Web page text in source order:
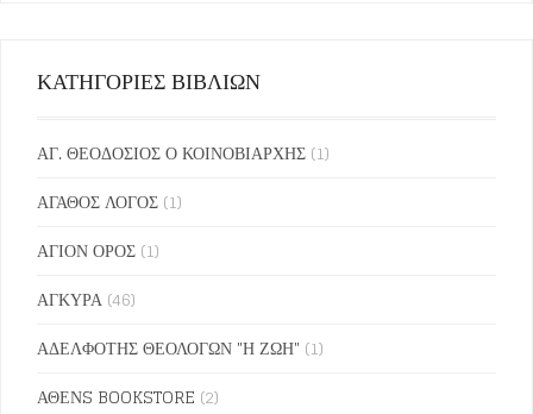
ΚΑΤΗΓΟΡΙΕΣ ΒΙΒΛΙΩΝ
ΑΓ. ΘΕΟΔΟΣΙΟΣ Ο ΚΟΙΝΟΒΙΑΡΧΗΣ (1)
ΑΓΑΘΟΣ ΛΟΓΟΣ (1)
ΑΓΙΟΝ ΟΡΟΣ (1)
ΑΓΚΥΡΑ (46)
ΑΔΕΛΦΟΤΗΣ ΘΕΟΛΟΓΩΝ "Η ΖΩΗ" (1)
ΑΘΕΝS BOOKSTORE (2)